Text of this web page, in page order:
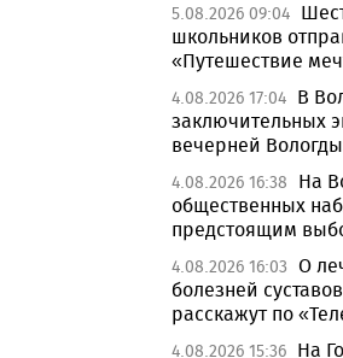
5.08.2026 09:04
школьников
«Путешествие
4.08.2026 17:04 В
заключительных
вечерней
4.08.2026 16:38
На
общественных
предстоящим
4.08.2026 16:03 О
болезней
расскажут по
4.08.2026 15:36 На